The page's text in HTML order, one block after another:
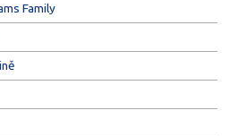
Family